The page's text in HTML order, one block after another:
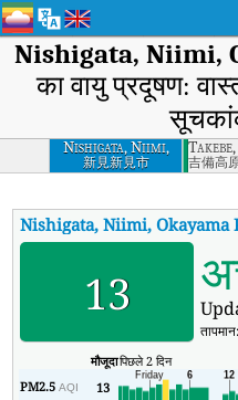
Nishigata, Niimi,
का वायु प्रदूषण:
Nishigata, Niimi,
Okayama Prefecture
新見新見市 吉備高
Nishigata, Niimi, Okayama
13
मौजूदापिछले 2 दिन
PM2.5AQI 13